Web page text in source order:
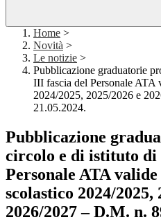
Home >
Novità >
Le notizie >
Pubblicazione graduatorie
III fascia del Personale ATA
2024/2025, 2025/2026 e
21.05.2024.
Pubblicazione
circolo e di istituto
Personale ATA
scolastico 2024/2025,
2026/2027 – D.M. n.